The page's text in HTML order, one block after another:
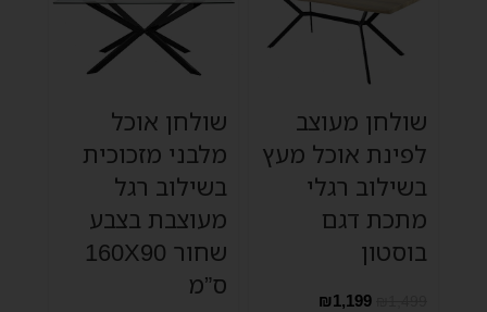
שולחן מעוצב
לפינת אוכל מעץ
בשילוב רגלי
מתכת דגם
בוסטון
₪1,199
שולחן אוכל
מלבני מזכוכית
בשילוב רגל
מעוצבת בצבע
שחור 160X90
ס”מ